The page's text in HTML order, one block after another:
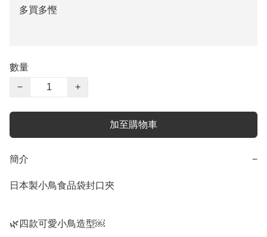
多買多慳
數量
−
+
加至購物車
簡介 −
日本製小鳥食品袋封口夾
🌿四款可愛小鳥造型￼